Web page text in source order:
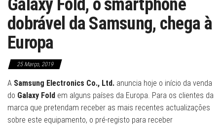
Galaxy Fold, o smartphone
dobrável da Samsung, chega à
Europa
25 Março, 2019
A Samsung Electronics Co., Ltd. anuncia hoje o início da venda
do Galaxy Fold em alguns países da Europa. Para os clientes da
marca que pretendam receber as mais recentes actualizações
sobre este equipamento, o pré-registo para receber